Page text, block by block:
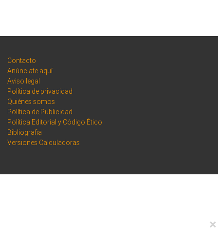
Contacto
Anúnciate aquí
Aviso legal
Política de privacidad
Quiénes somos
Política de Publicidad
Política Editorial y Código Ético
Bibliografia
Versiones Calculadoras
×